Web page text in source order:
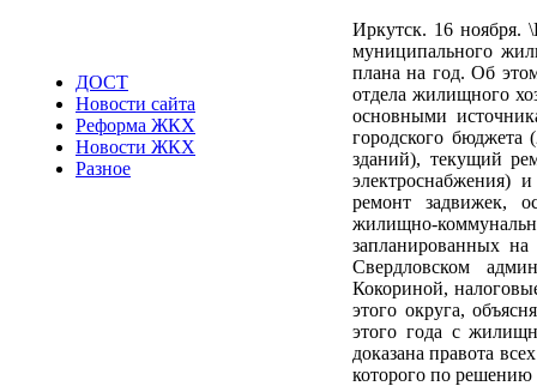
ДОСТ
Новости сайта
Реформа ЖКХ
Новости ЖКХ
Разное
Иркутск. 16 ноября.
муниципального
плана на год. Об
отдела жилищного
основными
городского бюджета
зданий), текущий
электроснабжения)
ремонт задвижек,
жилищно-
запланированных
Свердловском
Кокориной,
этого округа,
этого года с
доказана правота
которого по решению